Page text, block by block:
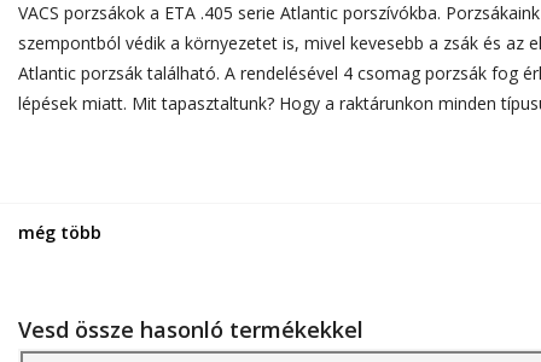
VACS porzsákok a ETA .405 serie Atlantic porszívókba.
szempontból védik a környezetet is, mivel kevesebb a zsák és
Atlantic porzsák található. A rendelésével 4 csomag porzsák fog
lépések miatt. Mit tapasztaltunk? Hogy a raktárunkon minden
még több
Vesd össze hasonló termékekkel